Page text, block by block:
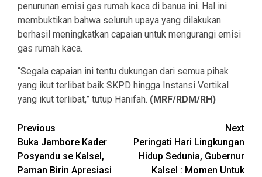
penurunan emisi gas rumah kaca di banua ini. Hal ini
membuktikan bahwa seluruh upaya yang dilakukan
berhasil meningkatkan capaian untuk mengurangi emisi
gas rumah kaca.
“Segala capaian ini tentu dukungan dari semua pihak
yang ikut terlibat baik SKPD hingga Instansi Vertikal
yang ikut terlibat,” tutup Hanifah. (MRF/RDM/RH)
Continue
Reading
Previous
Buka Jambore Kader
Posyandu se Kalsel,
Paman Birin Apresiasi
Next
Peringati Hari Lingkungan
Hidup Sedunia, Gubernur
Kalsel : Momen Untuk